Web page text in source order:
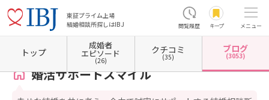
東証プライム上場
結婚相談所探しはIBJ
閲覧履歴 キープ メニュー
ホーム 奈良県の結婚相談所 婚活サポートスマイル カウンセラーブログ一覧 カウンセ
婚活サポートスマイル
トップ
成婚者
エピソード
(26)
クチコミ
(35)
ブログ
(3053)